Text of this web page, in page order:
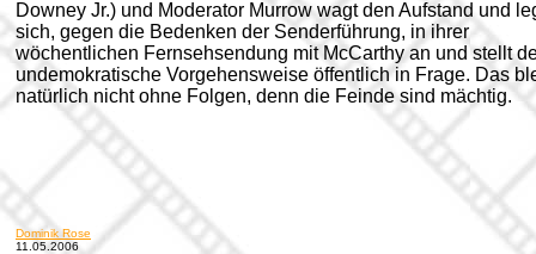
Downey Jr.) und Moderator Murrow wagt den Aufstand und
sich, gegen die Bedenken der Senderführung, in ihrer
wöchentlichen Fernsehsendung mit McCarthy an und stellt
undemokratische Vorgehensweise öffentlich in Frage. Das
natürlich nicht ohne Folgen, denn die Feinde sind mächtig.
Dominik Rose
11.05.2006